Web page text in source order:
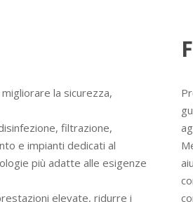
la sicurezza,
filtrazione,
e impianti dedicati al
più adatte alle esigenze
elevate, ridurre i